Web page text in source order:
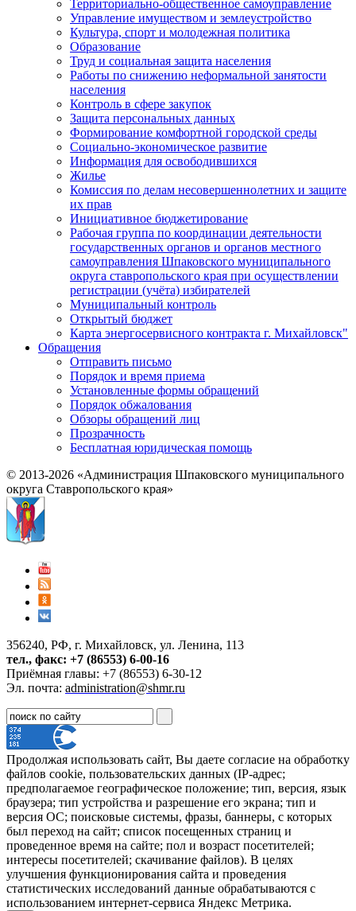
Территориально-общественное самоуправление
Управление имуществом и землеустройство
Культура, спорт и молодежная политика
Образование
Труд и социальная защита населения
Работы по снижению неформальной занятости
населения
Контроль в сфере закупок
Защита персональных данных
Формирование комфортной городской среды
Социально-экономическое развитие
Информация для освободившихся
Жилье
Комиссия по делам несовершеннолетних и защите
их прав
Инициативное бюджетирование
Рабочая группа по координации деятельности
государственных органов и органов местного
самоуправления Шпаковского муниципального
округа ставропольского края при осуществлении
регистрации (учёта) избирателей
Муниципальный контроль
Открытый бюджет
Карта энергосервисного контракта г. Михайловск"
Обращения
Отправить письмо
Порядок и время приема
Установленные формы обращений
Порядок обжалования
Обзоры обращений лиц
Прозрачность
Бесплатная юридическая помощь
© 2013-2026 «Администрация Шпаковского муниципального
округа Ставропольского края»
356240, РФ, г. Михайловск, ул. Ленина, 113
тел., факс: +7 (86553) 6-00-16
Приёмная главы: +7 (86553) 6-30-12
Эл. почта: administration@shmr.ru
Продолжая использовать сайт, Вы даете согласие на обработку
файлов cookie, пользовательских данных (IP-адрес;
предполагаемое географическое положение; тип, версия, язык
браузера; тип устройства и разрешение его экрана; тип и
версия ОС; поисковые системы, фразы, баннеры, с которых
был переход на сайт; список посещенных страниц и
проведенное время на сайте; пол и возраст посетителей;
интересы посетителей; скачивание файлов). В целях
улучшения функционирования сайта и проведения
статистических исследований данные обрабатываются с
использованием интернет-сервиса Яндекс Метрика.